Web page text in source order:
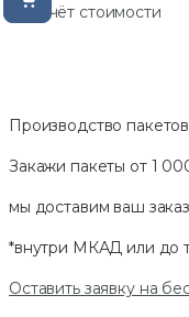
Расчёт стоимости
Производство
Закажи пакеты от 1
мы доставим ваш заказ
*внутри МКАД или до
Оставить заявку на